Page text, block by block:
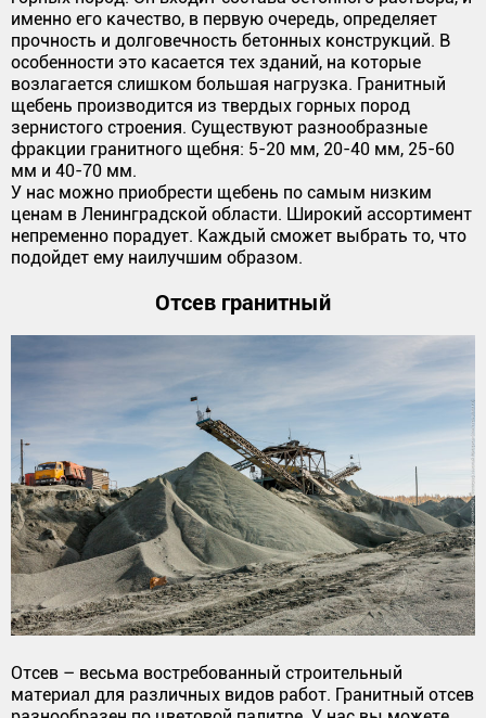
именно его качество, в первую очередь, определяет
прочность и долговечность бетонных конструкций. В
особенности это касается тех зданий, на которые
возлагается слишком большая нагрузка. Гранитный
щебень производится из твердых горных пород
зернистого строения. Существуют разнообразные
фракции гранитного щебня: 5-20 мм, 20-40 мм, 25-60
мм и 40-70 мм.
У нас можно приобрести щебень по самым низким
ценам в Ленинградской области. Широкий ассортимент
непременно порадует. Каждый сможет выбрать то, что
подойдет ему наилучшим образом.
Отсев гранитный
Отсев – весьма востребованный строительный
материал для различных видов работ. Гранитный отсев